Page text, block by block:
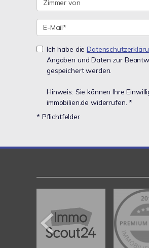
Ich habe die
Angaben und Daten zur
gespeichert werden.
Hinweis: Sie können Ihre
immobilien.de widerrufen. *
* Pflichtfelder